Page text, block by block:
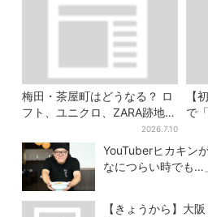
梅田・茶屋町はどうなる？ ロ
フト、ユニクロ、ZARA跡地に
新店続々…再開発も予定2026.7.10
【
で
分
メ
YouTuberヒカキン
なにつらい時でも…
【きょうから】大